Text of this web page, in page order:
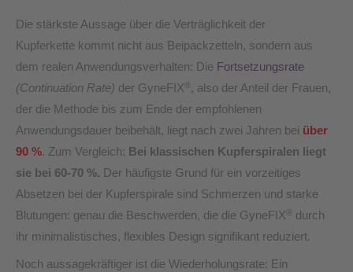
Die stärkste Aussage über die Verträglichkeit der
Kupferkette kommt nicht aus Beipackzetteln, sondern aus
dem realen Anwendungsverhalten: Die Fortsetzungsrate
(Continuation Rate) der GyneFIX ® , also der Anteil der Frauen,
der die Methode bis zum Ende der empfohlenen
Anwendungsdauer beibehält, liegt nach zwei Jahren bei über
90 %. Zum Vergleich: Bei klassischen Kupferspiralen liegt
sie bei 60-70 %. Der häufigste Grund für ein vorzeitiges
Absetzen bei der Kupferspirale sind Schmerzen und starke
Blutungen: genau die Beschwerden, die die GyneFIX ® durch
ihr minimalistisches, flexibles Design signifikant reduziert.
Noch aussagekräftiger ist die Wiederholungsrate: Ein